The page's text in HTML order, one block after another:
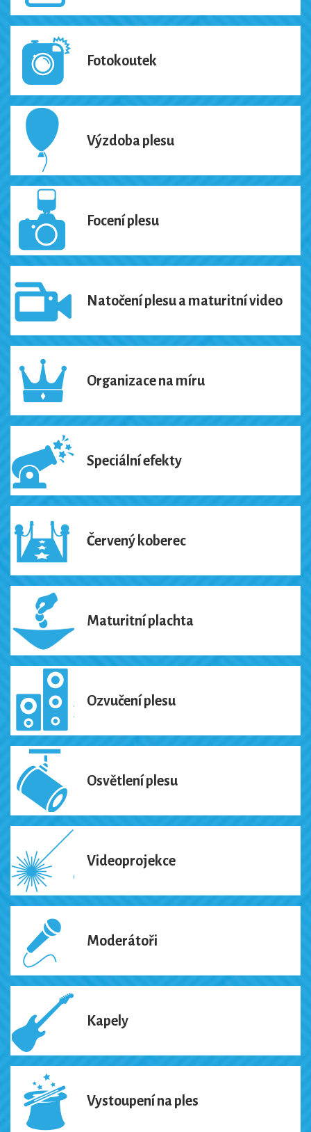
Fotokoutek
Výzdoba plesu
Focení plesu
Natočení plesu a maturitní video
Organizace na míru
Speciální efekty
Červený koberec
Maturitní plachta
Ozvučení plesu
Osvětlení plesu
Videoprojekce
Moderátoři
Kapely
Vystoupení na ples